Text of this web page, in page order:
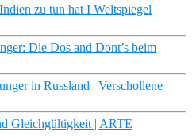
zu tun hat I Weltspiegel
Die Dos and Dont’s beim
in Russland | Verschollene
Gleichgültigkeit | ARTE